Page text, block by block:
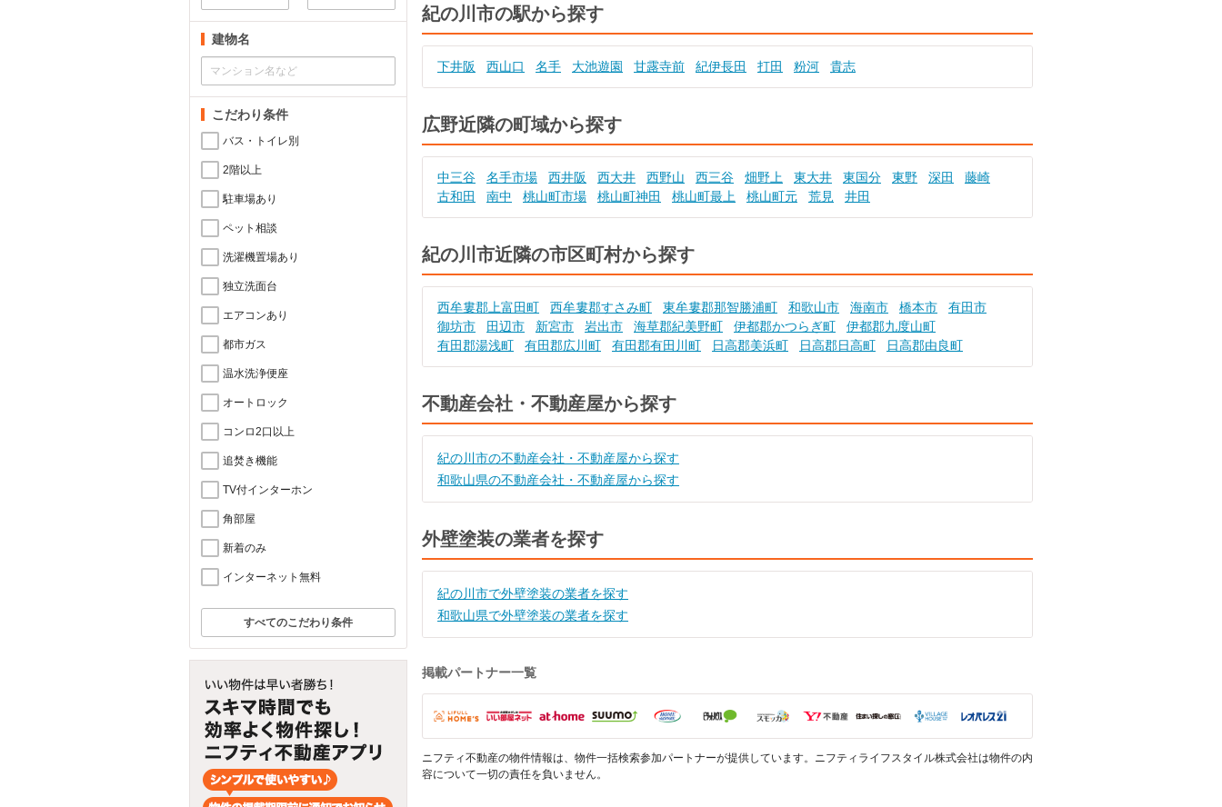
建物名
こだわり条件
バス・トイレ別
2階以上
駐車場あり
ペット相談
洗濯機置場あり
独立洗面台
エアコンあり
都市ガス
温水洗浄便座
オートロック
コンロ2口以上
追焚き機能
TV付インターホン
角部屋
新着のみ
インターネット無料
すべてのこだわり条件
紀の川市の駅から探す
下井阪 西山口 名手 大池遊園 甘露寺前 紀伊長田 打田 粉河 貴志
広野近隣の町域から探す
中三谷 名手市場 西井阪 西大井 西野山 西三谷 畑野上 東大井 東国分 東野 深田
藤崎
古和田
南中 桃山町市場 桃山町神田 桃山町最上 桃山町元 荒見 井田
紀の川市近隣の市区町村から探す
西牟婁郡上富田町 西牟婁郡すさみ町 東牟婁郡那智勝浦町 和歌山市 海南市 橋本市
有田市
御坊市
田辺市 新宮市 岩出市 海草郡紀美野町 伊都郡かつらぎ町
伊都郡九度山町
有田郡湯浅町
有田郡広川町 有田郡有田川町 日高郡美浜町 日高郡日高町 日高郡由良町
不動産会社・不動産屋から探す
紀の川市の不動産会社・不動産屋から探す
和歌山県の不動産会社・不動産屋から探す
外壁塗装の業者を探す
紀の川市で外壁塗装の業者を探す
和歌山県で外壁塗装の業者を探す
掲載パートナー一覧
ニフティ不動産の物件情報は、物件一括検索参加パートナーが提供しています。ニフティライフスタイル株式会社は物件の内
容について一切の責任を負いません。